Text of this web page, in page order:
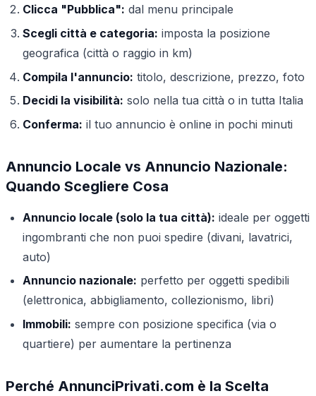
Clicca "Pubblica": dal menu principale
Scegli città e categoria: imposta la posizione
geografica (città o raggio in km)
Compila l'annuncio: titolo, descrizione, prezzo, foto
Decidi la visibilità: solo nella tua città o in tutta Italia
Conferma: il tuo annuncio è online in pochi minuti
Annuncio Locale vs Annuncio Nazionale:
Quando Scegliere Cosa
Annuncio locale (solo la tua città): ideale per oggetti
ingombranti che non puoi spedire (divani, lavatrici,
auto)
Annuncio nazionale: perfetto per oggetti spedibili
(elettronica, abbigliamento, collezionismo, libri)
Immobili: sempre con posizione specifica (via o
quartiere) per aumentare la pertinenza
Perché AnnunciPrivati.com è la Scelta